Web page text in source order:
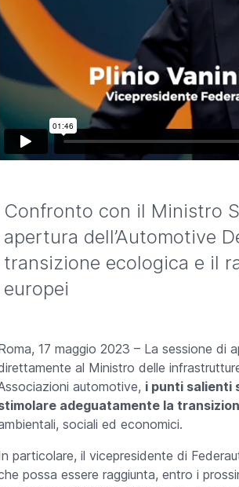
Confronto con il Ministro
apertura dell’Automotive
transizione ecologica e il
europei
17 maggio 2023 – La sessione di
al Ministro delle
automotive, i punti salienti
adeguatamente la
sociali ed economici.
particolare, il vicepresidente di
possa essere raggiunta, entro i